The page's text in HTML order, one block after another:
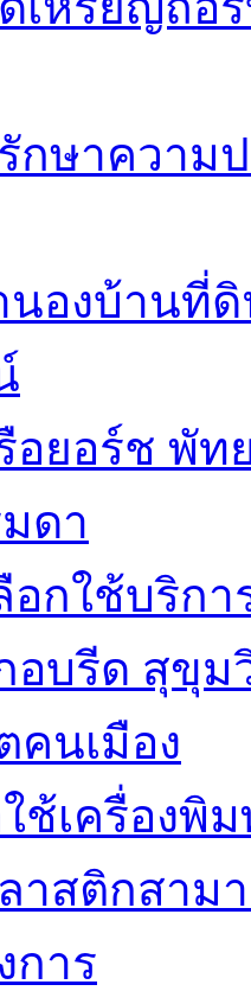
กษาความ
นองบ้านที่ดิ
อยอร์ช พัท
ดา
อกใช้บริกา
อบรีด สุขุม
คนเมือง
ช้เครื่องพิม
าสติกสาม
การ